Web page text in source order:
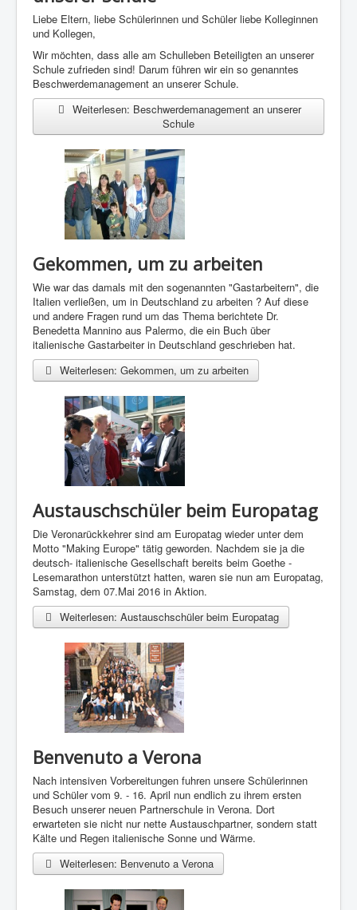
Liebe Eltern, liebe Schülerinnen und Schüler liebe Kolleginnen
und Kollegen,
Wir möchten, dass alle am Schulleben Beteiligten an unserer
Schule zufrieden sind! Darum führen wir ein so genanntes
Beschwerdemanagement an unserer Schule.
Weiterlesen: Beschwerdemanagement an unserer
Schule
Gekommen, um zu arbeiten
Wie war das damals mit den sogenannten "Gastarbeitern", die
Italien verließen, um in Deutschland zu arbeiten ? Auf diese
und andere Fragen rund um das Thema berichtete Dr.
Benedetta Mannino aus Palermo, die ein Buch über
italienische Gastarbeiter in Deutschland geschrieben hat.
Weiterlesen: Gekommen, um zu arbeiten
Austauschschüler beim Europatag
Die Veronarückkehrer sind am Europatag wieder unter dem
Motto "Making Europe" tätig geworden. Nachdem sie ja die
deutsch- italienische Gesellschaft bereits beim Goethe -
Lesemarathon unterstützt hatten, waren sie nun am Europatag,
Samstag, dem 07.Mai 2016 in Aktion.
Weiterlesen: Austauschschüler beim Europatag
Benvenuto a Verona
Nach intensiven Vorbereitungen fuhren unsere Schülerinnen
und Schüler vom 9. - 16. April nun endlich zu ihrem ersten
Besuch unserer neuen Partnerschule in Verona. Dort
erwarteten sie nicht nur nette Austauschpartner, sondern statt
Kälte und Regen italienische Sonne und Wärme.
Weiterlesen: Benvenuto a Verona